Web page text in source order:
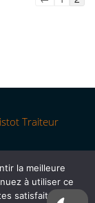
Traiteur
la meilleure
à utiliser ce
satisfait.